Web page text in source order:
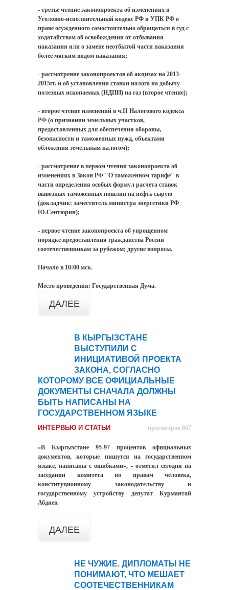
- третье чтение законопроекта об изменениях в
Уголовно-исполнительный кодекс РФ и УПК РФ о
праве осужденного самостоятельно обращаться в суд с
ходатайством об освобождении от отбывания
наказания или о замене неотбытой части наказания
более мягким видом наказания;
- рассмотрение законопроектов об акцизах на 2013-
2015гг. и об установлении ставки налога на добычу
полезных ископаемых (НДПИ) на газ (второе чтение);
- второе чтение изменений в ч.II Налогового кодекса
РФ (о признании земельных участков,
предоставленных для обеспечения обороны,
безопасности и таможенных нужд, объектами
обложения земельным налогом);
- рассмотрение в первом чтении законопроекта об
изменениях в Закон РФ "О таможенном тарифе" в
части определения особых формул расчета ставок
вывозных таможенных пошлин на нефть сырую
(докладчик: заместитель министра энергетики РФ
Ю.Сентюрин);
- первое чтение законопроекта об упрощенном
порядке предоставления гражданства России
соотечественникам за рубежом; другие вопросы.
Начало в 10:00 мск.
Место проведения: Государственная Дума.
ДАЛЕЕ
В КЫРГЫЗСТАНЕ
ВЫСТУПИЛИ С
ИНИЦИАТИВОЙ ПРОЕКТА
ЗАКОНА, СОГЛАСНО
КОТОРОМУ ВСЕ ОФИЦИАЛЬНЫЕ
ДОКУМЕНТЫ СНАЧАЛА ДОЛЖНЫ
БЫТЬ НАПИСАНЫ НА
ГОСУДАРСТВЕННОМ ЯЗЫКЕ
ИНТЕРВЬЮ И СТАТЬИ просмотров 867
«В Кыргызстане 95-97 процентов официальных
документов, которые пишутся на государственном
языке, написаны с ошибками», - отметил сегодня на
заседании комитета по правам человека,
конституционному законодательству и
государственному устройству депутат Курмантай
Абдиев.
ДАЛЕЕ
НЕ ЧУЖИЕ. ДИПЛОМАТЫ НЕ
ПОНИМАЮТ, ЧТО МЕШАЕТ
СООТЕЧЕСТВЕННИКАМ